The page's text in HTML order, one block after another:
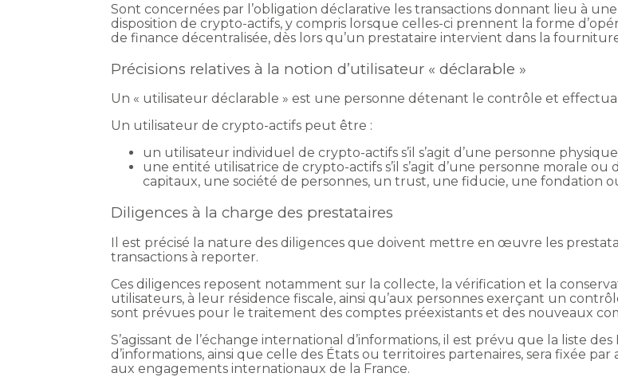
Sont concernées par l’obligation déclarative les transactions donnant lieu à
disposition de crypto-actifs, y compris lorsque celles-ci prennent la forme
de finance décentralisée, dès lors qu’un prestataire intervient dans la
Précisions relatives à la notion d’utilisateur « déclarable »
Un « utilisateur déclarable » est une personne détenant le contrôle et
Un utilisateur de crypto-actifs peut être :
un utilisateur individuel de crypto-actifs s’il s’agit d’une personne physique
une entité utilisatrice de crypto-actifs s’il s’agit d’une personne morale
capitaux, une société de personnes, un trust, une fiducie, une fondation
Diligences à la charge des prestataires
Il est précisé la nature des diligences que doivent mettre en œuvre les
transactions à reporter.
Ces diligences reposent notamment sur la collecte, la vérification et la
utilisateurs, à leur résidence fiscale, ainsi qu’aux personnes exerçant un
sont prévues pour le traitement des comptes préexistants et des nouveaux
S’agissant de l’échange international d’informations, il est prévu que la liste
d’informations, ainsi que celle des États ou territoires partenaires, sera fixée
aux engagements internationaux de la France.